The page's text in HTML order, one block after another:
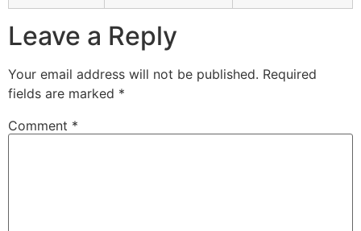
Leave a Reply
Your email address will not be published. Required
fields are marked *
Comment *